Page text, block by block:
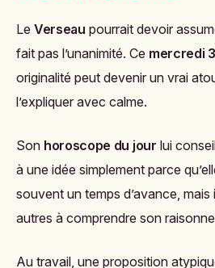
Le Verseau pourrait devoir
fait pas l’unanimité. Ce mercredi
originalité peut devenir un vrai
l’expliquer avec calme.
Son horoscope du jour lui
à une idée simplement parce
souvent un temps d’avance,
autres à comprendre son
Au travail, une proposition